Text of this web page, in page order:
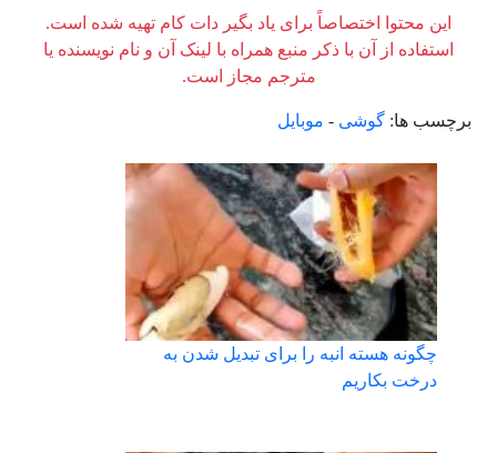
این محتوا اختصاصاً برای یاد بگیر دات کام تهیه شده است.
استفاده از آن با ذکر منبع همراه با لینک آن و نام نویسنده یا
مترجم مجاز است.
برچسب ها:گوشی -موبایل
چگونه هسته انبه را برای تبدیل شدن به
درخت بکاریم